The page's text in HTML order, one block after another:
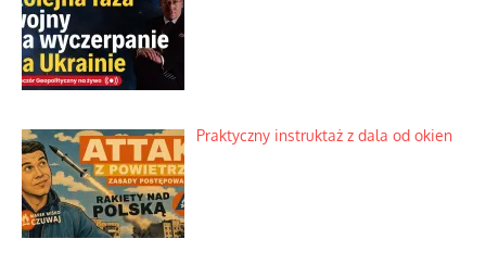
Praktyczny instruktaż z dala od okien